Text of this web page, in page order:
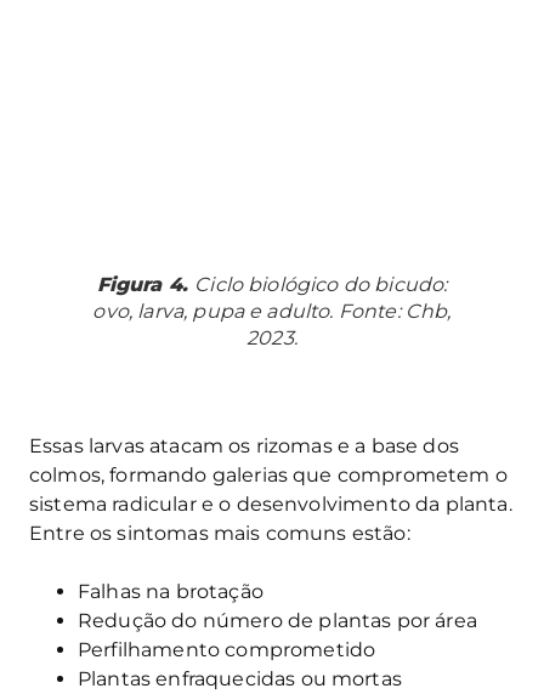
Figura 4. Ciclo biológico do bicudo:
ovo, larva, pupa e adulto. Fonte: Chb,
2023.
Essas larvas atacam os rizomas e a base dos
colmos, formando galerias que comprometem o
sistema radicular e o desenvolvimento da planta.
Entre os sintomas mais comuns estão:
Falhas na brotação
Redução do número de plantas por área
Perfilhamento comprometido
Plantas enfraquecidas ou mortas